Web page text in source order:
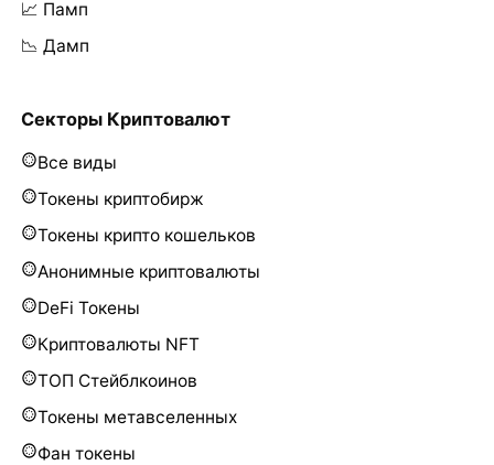
📈 Памп
📉 Дамп
Секторы Криптовалют
Все виды
Токены криптобирж
Токены крипто кошельков
Анонимные криптовалюты
DeFi Токены
Криптовалюты NFT
ТОП Стейблкоинов
Токены метавселенных
Фан токены